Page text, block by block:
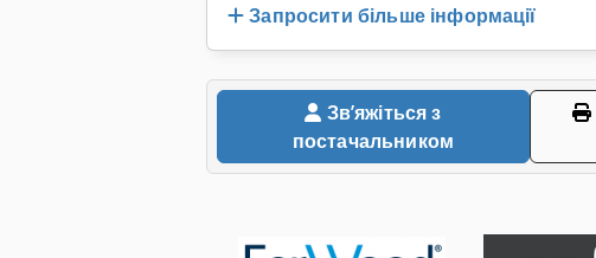
Запросити більше інформації
постачальником